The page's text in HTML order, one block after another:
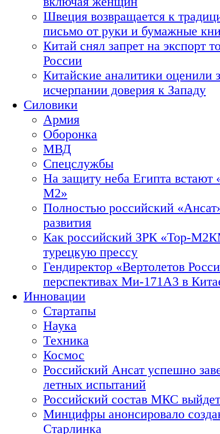
Швеция возвращается к
письмо от руки и бумажные
Китай снял запрет на экспорт
России
Китайские аналитики оценили
исчерпании доверия к Западу
Силовики
Армия
Оборонка
МВД
Спецслужбы
На защиту неба Египта встают
М2»
Полностью российский
развития
Как российский ЗРК «Тор-
турецкую прессу
Гендиректор «Вертолетов
перспективах Ми-171А3 в
Инновации
Стартапы
Наука
Техника
Космос
Российский Ансат успешно
летных испытаний
Российский состав МКС
Минцифры анонсировало
Старлинка